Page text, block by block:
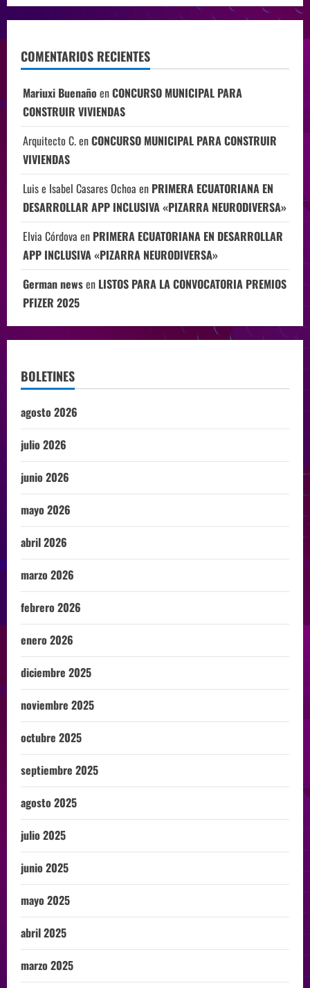
COMENTARIOS RECIENTES
Mariuxi Buenaño enCONCURSO MUNICIPAL PARA
CONSTRUIR VIVIENDAS
Arquitecto C.enCONCURSO MUNICIPAL PARA CONSTRUIR
VIVIENDAS
Luis e Isabel Casares Ochoa en PRIMERA ECUATORIANA EN
DESARROLLAR APP INCLUSIVA «PIZARRA NEURODIVERSA»
Elvia Córdova en PRIMERA ECUATORIANA EN DESARROLLAR
APP INCLUSIVA «PIZARRA NEURODIVERSA»
German newsen LISTOS PARA LA CONVOCATORIA PREMIOS
PFIZER 2025
BOLETINES
agosto 2026
julio 2026
junio 2026
mayo 2026
abril 2026
marzo 2026
febrero 2026
enero 2026
diciembre 2025
noviembre 2025
octubre 2025
septiembre 2025
agosto 2025
julio 2025
junio 2025
mayo 2025
abril 2025
marzo 2025